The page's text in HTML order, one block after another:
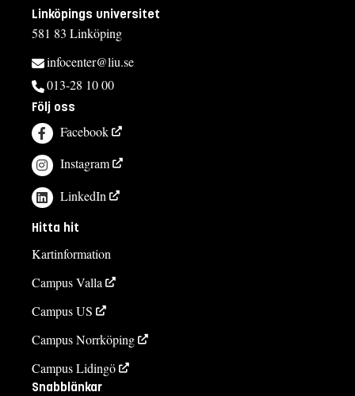
Linköpings universitet
581 83 Linköping
infocenter@liu.se
013-28 10 00
Följ oss
Facebook
Instagram
LinkedIn
Hitta hit
Kartinformation
Campus Valla
Campus US
Campus Norrköping
Campus Lidingö
Snabblänkar